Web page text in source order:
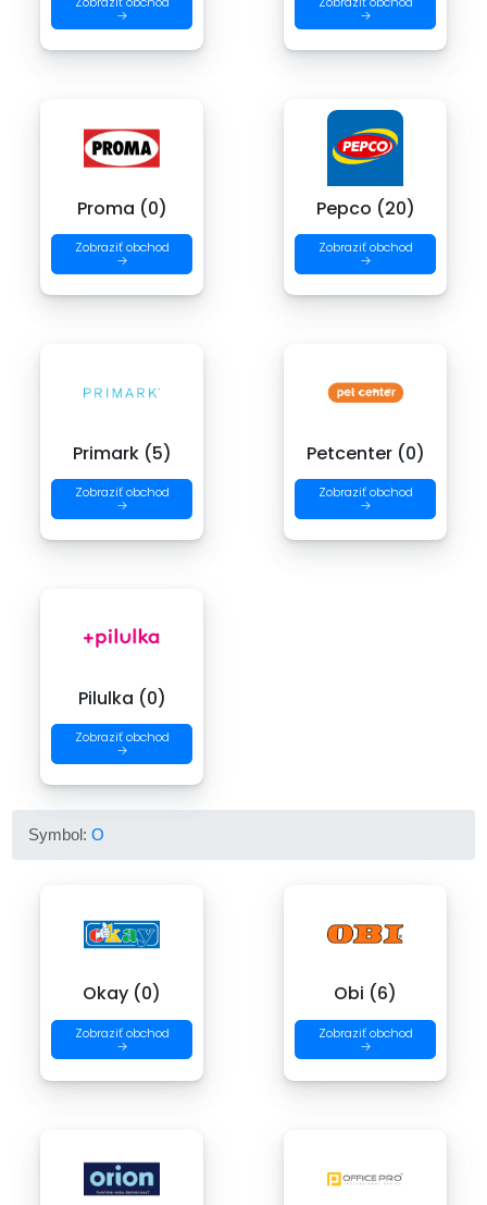
→ →
Proma (0)
Zobraziť obchod
→
Pepco (20)
Zobraziť obchod
→
Primark (5)
Zobraziť obchod
→
Petcenter (0)
Zobraziť obchod
→
Pilulka (0)
Zobraziť obchod
→
Symbol:O
Okay (0)
Zobraziť obchod
→
Obi (6)
Zobraziť obchod
→